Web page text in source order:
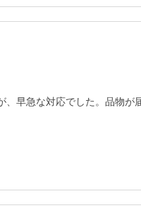
早急な対応でした。品物